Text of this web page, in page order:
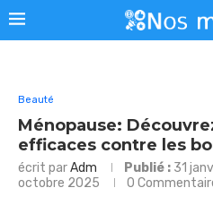
Beauté
Ménopause:
efficaces contre les
écrit parAdm Publié : 31
octobre 2025
0